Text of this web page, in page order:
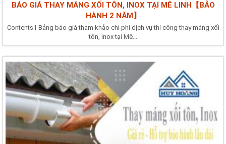
BÁO GIÁ THAY MÁNG XỐI TÔN, INOX TẠI MÊ LINH【BẢO
HÀNH 2 NĂM】
Contents1 Bảng báo giá tham khảo chi phí dịch vụ thi công thay máng xối
tôn, Inox tại Mê...